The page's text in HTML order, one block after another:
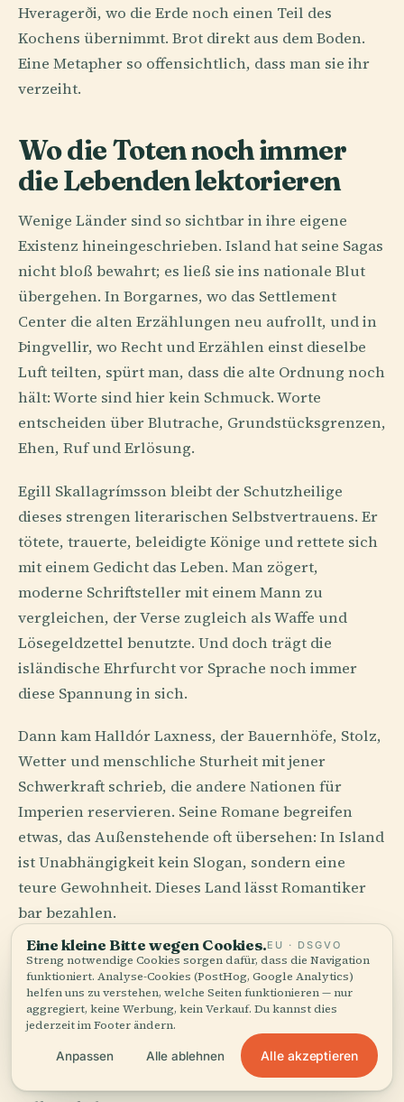
Hveragerði, wo die Erde noch einen Teil des
Kochens übernimmt. Brot direkt aus dem Boden.
Eine Metapher so offensichtlich, dass man sie ihr
verzeiht.
Wo die Toten noch immer
die Lebenden lektorieren
Wenige Länder sind so sichtbar in ihre eigene
Existenz hineingeschrieben. Island hat seine Sagas
nicht bloß bewahrt; es ließ sie ins nationale Blut
übergehen. In Borgarnes, wo das Settlement
Center die alten Erzählungen neu aufrollt, und in
Þingvellir, wo Recht und Erzählen einst dieselbe
Luft teilten, spürt man, dass die alte Ordnung noch
hält: Worte sind hier kein Schmuck. Worte
entscheiden über Blutrache, Grundstücksgrenzen,
Ehen, Ruf und Erlösung.
Egill Skallagrímsson bleibt der Schutzheilige
dieses strengen literarischen Selbstvertrauens. Er
tötete, trauerte, beleidigte Könige und rettete sich
mit einem Gedicht das Leben. Man zögert,
moderne Schriftsteller mit einem Mann zu
vergleichen, der Verse zugleich als Waffe und
Lösegeldzettel benutzte. Und doch trägt die
isländische Ehrfurcht vor Sprache noch immer
diese Spannung in sich.
Dann kam Halldór Laxness, der Bauernhöfe, Stolz,
Wetter und menschliche Sturheit mit jener
Schwerkraft schrieb, die andere Nationen für
Imperien reservieren. Seine Romane begreifen
etwas, das Außenstehende oft übersehen: In Island
ist Unabhängigkeit kein Slogan, sondern eine
teure Gewohnheit. Dieses Land lässt Romantiker
bar bezahlen.
Bücher verkaufen sich in einem dunklen Land aus
sehr praktischen Gründen gut. Wenn der Winter
sich über die Insel senkt und der Nachmittag
verschwindet, bevor viele Büroangestellte ihren E-
Mail-Fleiß zu Ende gespielt haben, wird Lesen
weniger Hobby als stilvoll organisierte
Eine kleine Bitte wegen Cookies.EU · DSGVO
Streng notwendige Cookies sorgen dafür, dass die Navigation
funktioniert. Analyse-Cookies (PostHog, Google Analytics)
helfen uns zu verstehen, welche Seiten funktionieren — nur
aggregiert, keine Werbung, kein Verkauf. Du kannst dies
jederzeit im Footer ändern.
Anpassen Alle ablehnen Alle akzeptieren